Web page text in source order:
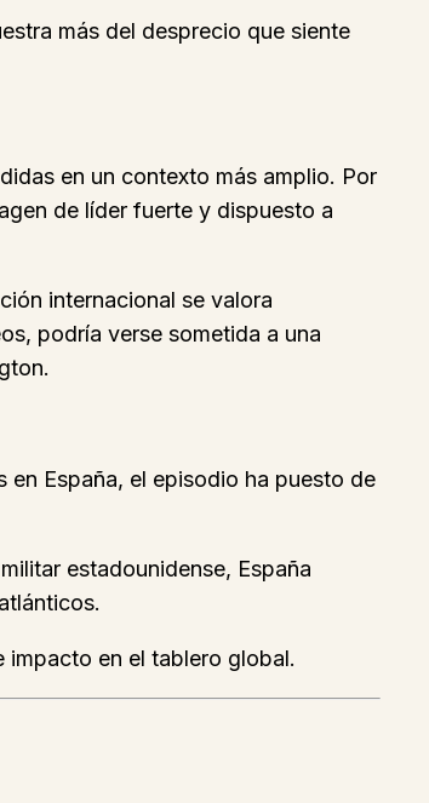
más del desprecio que siente
en un contexto más amplio. Por
de líder fuerte y dispuesto a
internacional se valora
podría verse sometida a una
en España, el episodio ha puesto de
estadounidense, España
impacto en el tablero global.